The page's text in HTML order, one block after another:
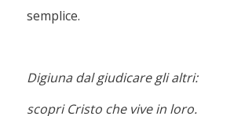
semplice.
Digiuna dal giudicare gli altri:
scopri Cristo che vive in loro.